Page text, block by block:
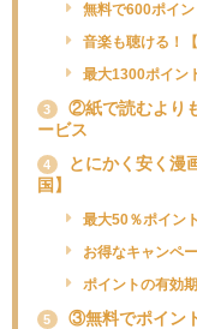
無料で600ポイン
音楽も聴ける！
最大1300ポイン
3
②紙で読むより
ービス
4
とにかく安く漫
国】
最大50％ポイン
お得なキャンペ
ポイントの有効
5 ③無料でポイン